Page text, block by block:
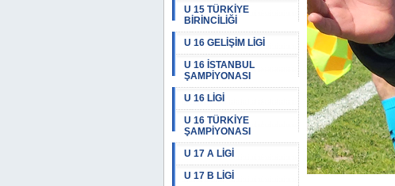
U 15 TÜRKİYE
BİRİNCİLİĞİ
U 16 GELİŞİM LİGİ
U 16 İSTANBUL
ŞAMPİYONASI
U 16 LİGİ
U 16 TÜRKİYE
ŞAMPİYONASI
U 17 A LİGİ
U 17 B LİGİ